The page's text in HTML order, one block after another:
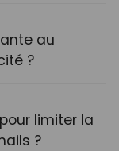
au
?
limiter la
?